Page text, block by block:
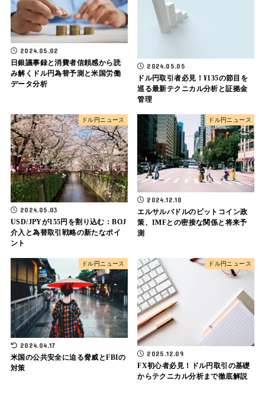
2024.05.02
日銀議事録と消費者信頼感から読
み解くドル円為替予測と米国労働
データ分析
2024.05.05
ドル円取引者必見！¥135の節目を
巡る最新テクニカル分析と証拠金
管理
ドル円ニュース
2024.05.03
USD/JPYが155円を割り込む：BOJ
介入と為替取引戦略の新たなポイ
ント
ドル円ニュース
2024.12.10
エルサルバドルのビットコイン政
策、IMFとの密接な関係と将来予
測
ドル円ニュース
2024.04.17
米国の公共安全に迫る脅威とFBIの
対策
ドル円ニュース
2025.12.09
FX初心者必見！ドル円取引の基礎
からテクニカル分析まで徹底解説